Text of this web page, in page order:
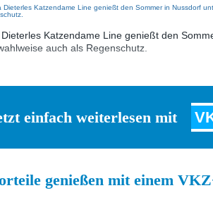
Katzendame Line genießt den
auch als Regenschutz.
einfach weiterlesen mit
genießen mit einem